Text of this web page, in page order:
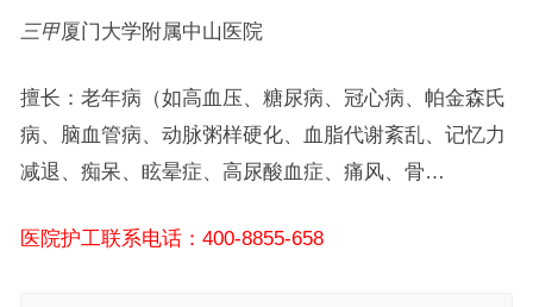
三甲厦门大学附属中山医院
擅长：老年病（如高血压、糖尿病、冠心病、帕金森氏
病、脑血管病、动脉粥样硬化、血脂代谢紊乱、记忆力
减退、痴呆、眩晕症、高尿酸血症、痛风、骨…
医院护工联系电话：400-8855-658